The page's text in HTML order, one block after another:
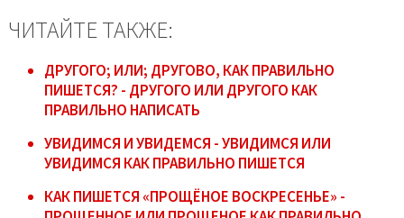
ЧИТАЙТЕ ТАКЖЕ:
ДРУГОГО; ИЛИ; ДРУГОВО, КАК ПРАВИЛЬНО
ПИШЕТСЯ? - ДРУГОГО ИЛИ ДРУГОГО КАК
ПРАВИЛЬНО НАПИСАТЬ
УВИДИМСЯ И УВИДЕМСЯ - УВИДИМСЯ ИЛИ
УВИДИМСЯ КАК ПРАВИЛЬНО ПИШЕТСЯ
КАК ПИШЕТСЯ «ПРОЩЁНОЕ ВОСКРЕСЕНЬЕ» -